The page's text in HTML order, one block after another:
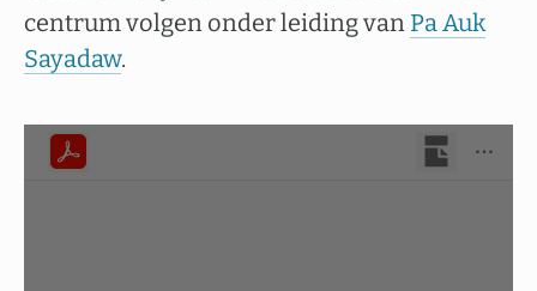
centrum volgen onder leiding van Pa Auk
Sayadaw.